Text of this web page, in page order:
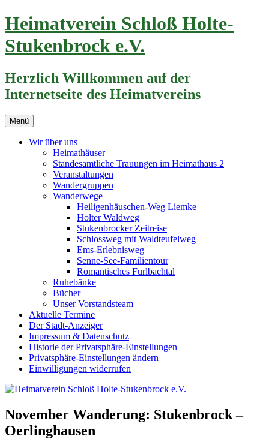
Zum
Inhalt
springen
Heimatverein Schloß Holte-
Stukenbrock e.V.
Herzlich Willkommen auf der
Internetseite des Heimatvereins
Menü
Wir über uns
Heimathäuser
Standesamtliche Trauungen im Heimathaus 2
Veranstaltungen
Wandergruppen
Wanderwege
Heiligenhäuschen-Weg Liemke
Holter Waldweg
Stukenbrocker Zeitreise
Schlossweg mit Waldteufelweg
Ems-Erlebnisweg
Senne-See-Familientour
Romantisches Furlbachtal
Ruhebänke
Bücher
Unser Vorstandsteam
Aktuelle Termine
Der Stadt-Anzeiger
Impressum & Datenschutz
Historie der Privatsphäre-Einstellungen
Privatsphäre-Einstellungen ändern
Einwilligungen widerrufen
November Wanderung: Stukenbrock –
Oerlinghausen